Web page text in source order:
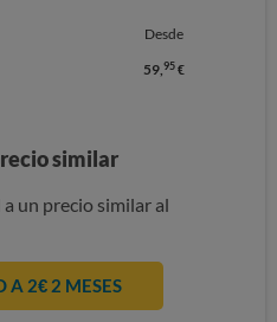
Desde
59,95€
similar
un precio similar al
A 2€ 2 MESES